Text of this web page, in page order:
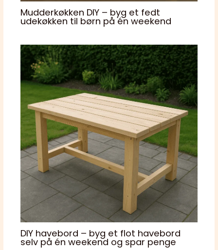
Mudderkøkken DIY – byg et fedt
udekøkken til børn på én weekend
DIY havebord – byg et flot havebord
selv på én weekend og spar penge